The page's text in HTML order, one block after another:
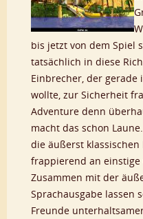
bis jetzt von dem Spiel
tatsächlich in diese
Einbrecher, der gerade
wollte, zur Sicherheit
Adventure denn
macht das schon
die äußerst
frappierend an einstige
Zusammen mit der
Sprachausgabe lassen
Freunde